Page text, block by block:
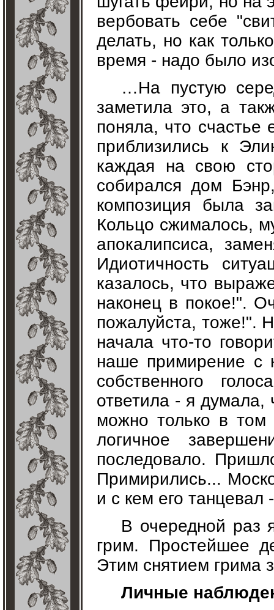
вербовать себе
делать, но как
время - надо было
…На пустую
заметила это, а
поняла, что
приблизились к
каждая на свою
собирался дом
композиция была
Кольцо сжималось,
апокалипсиса,
Идиотичность
казалось, что
наконец в покое!".
пожалуйста, тоже!".
начала что-то
наше примирение с
собственного
ответила - я думала,
можно только в
логичное
последовало.
Примирились...
и с кем его танцевал
В очередной раз
грим. Простейшее
Этим снятием грима
Личные